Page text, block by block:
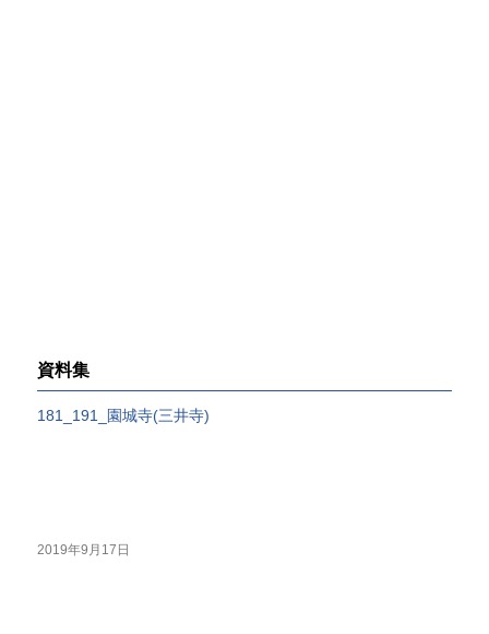
資料集
181_191_園城寺(三井寺)
2019年9月17日